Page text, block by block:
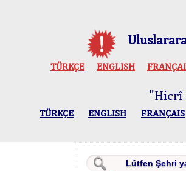
TÜRKÇE ENGLISH
"Hicrî
TÜRKÇE ENGLISH FRANÇAIS